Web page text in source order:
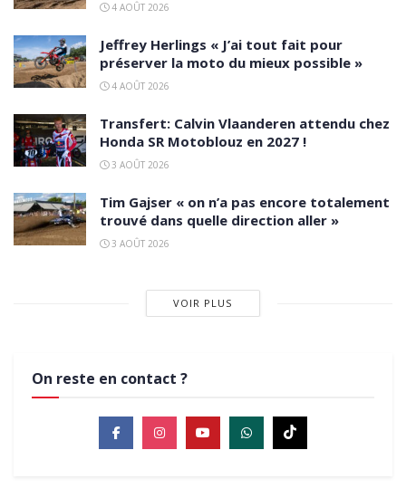
4 AOÛT 2026
Jeffrey Herlings « J’ai tout fait pour
préserver la moto du mieux possible »
4 AOÛT 2026
Transfert: Calvin Vlaanderen attendu chez
Honda SR Motoblouz en 2027 !
3 AOÛT 2026
Tim Gajser « on n’a pas encore totalement
trouvé dans quelle direction aller »
3 AOÛT 2026
VOIR PLUS
On reste en contact ?